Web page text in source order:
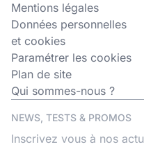
Mentions légales
Données personnelles
et cookies
Paramétrer les cookies
Plan de site
Qui sommes-nous ?
NEWS, TESTS & PROMOS
Inscrivez vous à nos